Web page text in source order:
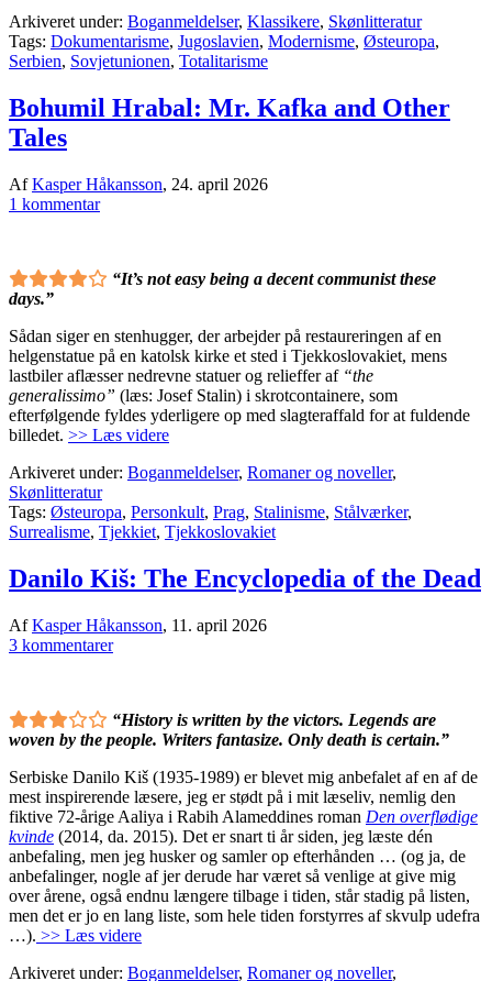
Arkiveret under: Boganmeldelser, Klassikere, Skønlitteratur
Tags: Dokumentarisme, Jugoslavien, Modernisme, Østeuropa,
Serbien, Sovjetunionen, Totalitarisme
Bohumil Hrabal: Mr. Kafka and Other
Tales
AfKasper Håkansson, 24. april 2026
1 kommentar
“It’s not easy being a decent communist these
days.”
Sådan siger en stenhugger, der arbejder på restaureringen af en
helgenstatue på en katolsk kirke et sted i Tjekkoslovakiet, mens
lastbiler aflæsser nedrevne statuer og relieffer af “the
generalissimo” (læs: Josef Stalin) i skrotcontainere, som
efterfølgende fyldes yderligere op med slagteraffald for at fuldende
billedet. >> Læs videre
Arkiveret under: Boganmeldelser, Romaner og noveller,
Skønlitteratur
Tags: Østeuropa, Personkult, Prag, Stalinisme, Stålværker,
Surrealisme, Tjekkiet, Tjekkoslovakiet
Danilo Kiš: The Encyclopedia of the Dead
AfKasper Håkansson, 11. april 2026
3 kommentarer
“History is written by the victors. Legends are
woven by the people. Writers fantasize. Only death is certain.”
Serbiske Danilo Kiš (1935-1989) er blevet mig anbefalet af en af de
mest inspirerende læsere, jeg er stødt på i mit læseliv, nemlig den
fiktive 72-årige Aaliya i Rabih Alameddines roman Den overflødige
kvinde (2014, da. 2015). Det er snart ti år siden, jeg læste dén
anbefaling, men jeg husker og samler op efterhånden … (og ja, de
anbefalinger, nogle af jer derude har været så venlige at give mig
over årene, også endnu længere tilbage i tiden, står stadig på listen,
men det er jo en lang liste, som hele tiden forstyrres af skvulp udefra
…). >> Læs videre
Arkiveret under: Boganmeldelser, Romaner og noveller,